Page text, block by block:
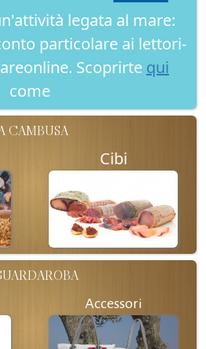
legata al mare:
particolare ai lettori-
Scoprirte qui
come
CAMBUSA
Cibi
Accessori